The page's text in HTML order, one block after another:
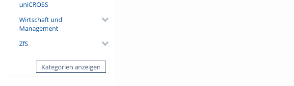
uniCROSS
Wirtschaft und
Management
ZfS
Kategorien anzeigen